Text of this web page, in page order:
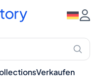
Verkaufen
Gin – Spiritory